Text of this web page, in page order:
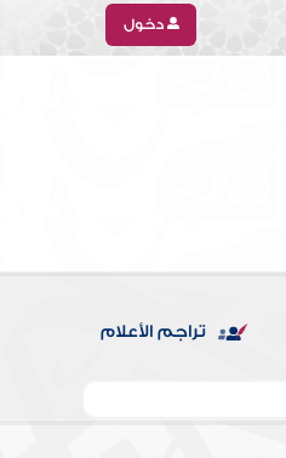
دخول
تراجم الأعلام